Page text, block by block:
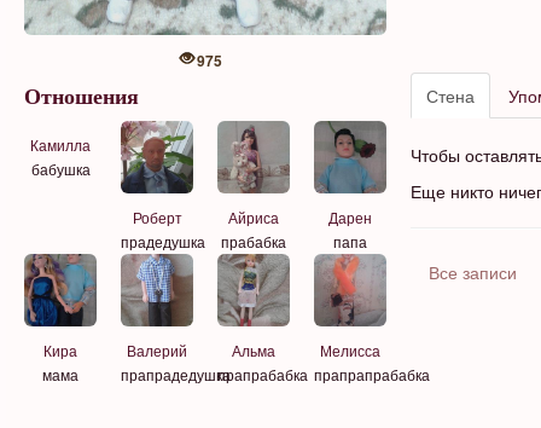
975
Отношения
Камилла
бабушка
Роберт
прадедушка
Айриса
прабабка
Дарен
папа
Кира
мама
Валерий
прапрадедушка
Альма
прапрабабка
Мелисса
прапрапрабабка
Стена
Чтобы
Еще никто
Все записи